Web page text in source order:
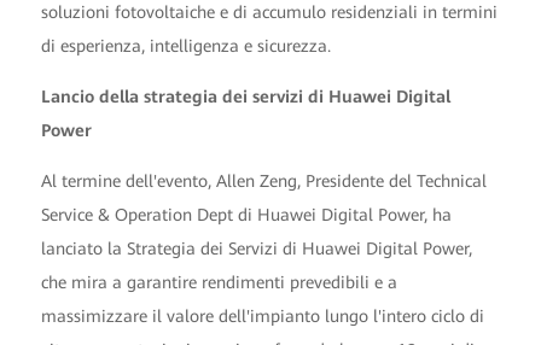
soluzioni fotovoltaiche e di accumulo residenziali in termini
di esperienza, intelligenza e sicurezza.
Lancio della strategia dei servizi di Huawei Digital
Power
Al termine dell'evento, Allen Zeng, Presidente del Technical
Service & Operation Dept di Huawei Digital Power, ha
lanciato la Strategia dei Servizi di Huawei Digital Power,
che mira a garantire rendimenti prevedibili e a
massimizzare il valore dell'impianto lungo l'intero ciclo di